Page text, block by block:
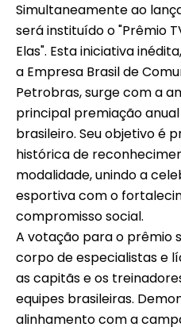
Simultaneamente ao
será instituído o "Prêmio
Elas". Esta iniciativa
a Empresa Brasil de
Petrobras, surge com a
principal premiação
brasileiro. Seu objetivo é
histórica de
modalidade, unindo a
esportiva com o
compromisso social.
A votação para o prêmio
corpo de especialistas e
as capitãs e os
equipes brasileiras.
alinhamento com a